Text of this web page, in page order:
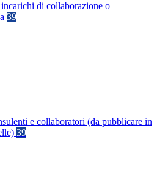
di collaborazione o
39
e collaboratori (da pubblicare in
39